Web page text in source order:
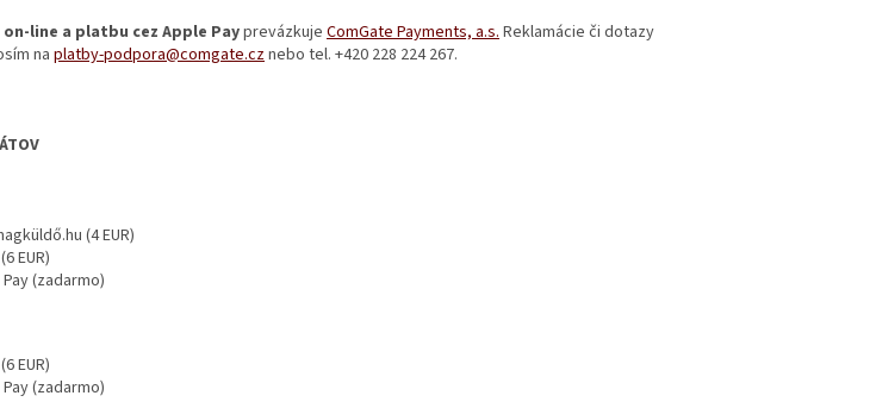
line a platbu cez Apple Payprevázkuje ComGate Payments, a.s. Reklamácie či dotazy
na platby-podpora@comgate.cznebo tel. +420 228 224 267.
(4 EUR)
EUR)
(zadarmo)
EUR)
(zadarmo)